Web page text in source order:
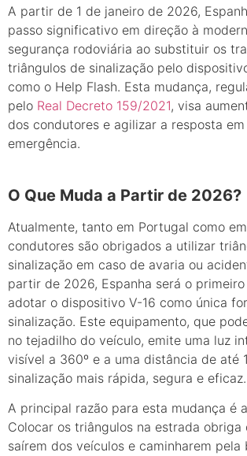
A partir de 1 de janeiro de 2026,
passo significativo em direção à
segurança rodoviária ao substituir os
triângulos de sinalização pelo
como o Help Flash. Esta mudança,
pelo Real Decreto 159/2021, visa
dos condutores e agilizar a resposta
emergência.
O Que Muda a Partir de 2026?
Atualmente, tanto em Portugal como
condutores são obrigados a utilizar
sinalização em caso de avaria ou
partir de 2026, Espanha será o
adotar o dispositivo V-16 como única
sinalização. Este equipamento, que
no tejadilho do veículo, emite uma luz
visível a 360º e a uma distância de até
sinalização mais rápida, segura e eficaz.
A principal razão para esta mudança é
Colocar os triângulos na estrada obriga
saírem dos veículos e caminharem pela